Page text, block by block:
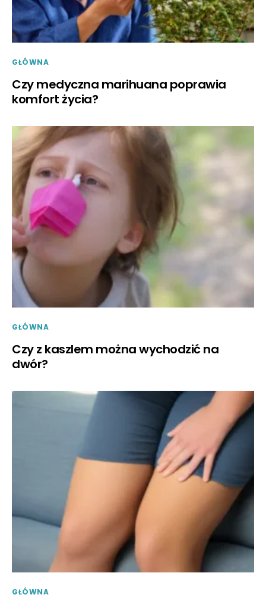
GŁÓWNA
Czy medyczna marihuana poprawia
komfort życia?
GŁÓWNA
Czy z kaszlem można wychodzić na
dwór?
GŁÓWNA